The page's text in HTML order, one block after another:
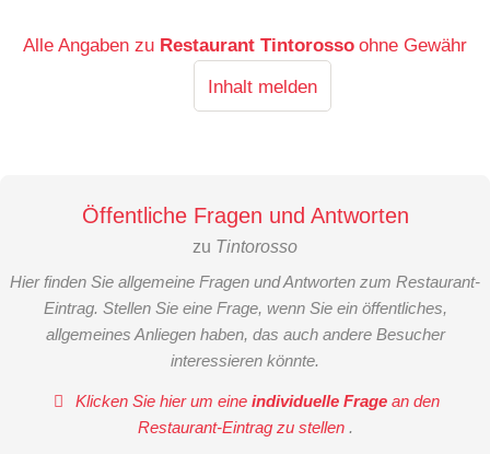
Alle Angaben zu Restaurant Tintorosso ohne Gewähr
Inhalt melden
Öffentliche Fragen und Antworten
zu Tintorosso
Hier finden Sie allgemeine Fragen und Antworten zum Restaurant-
Eintrag. Stellen Sie eine Frage, wenn Sie ein öffentliches,
allgemeines Anliegen haben, das auch andere Besucher
interessieren könnte.
Klicken Sie hier um eineindividuelle Frage an den
Restaurant-Eintrag zu stellen .